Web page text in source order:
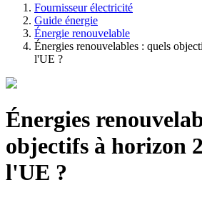
Fournisseur électricité
Guide énergie
Énergie renouvelable
Énergies renouvelables : quels
l'UE ?
Énergies
objectifs à horizon
l'UE ?